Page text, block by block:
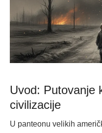
Uvod: Putovanje
civilizacije
U panteonu velikih